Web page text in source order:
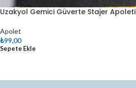
Uzakyol Gemici Güverte Stajer Apoleti
Apolet
₺99,00
Sepete Ekle